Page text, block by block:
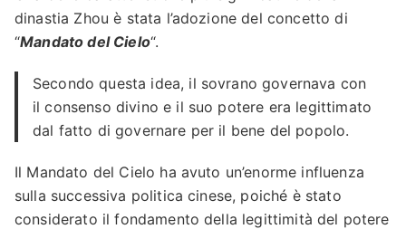
dinastia Zhou è stata l’adozione del concetto di
“Mandato del Cielo“.
Secondo questa idea, il sovrano governava con
il consenso divino e il suo potere era legittimato
dal fatto di governare per il bene del popolo.
Il Mandato del Cielo ha avuto un’enorme influenza
sulla successiva politica cinese, poiché è stato
considerato il fondamento della legittimità del potere